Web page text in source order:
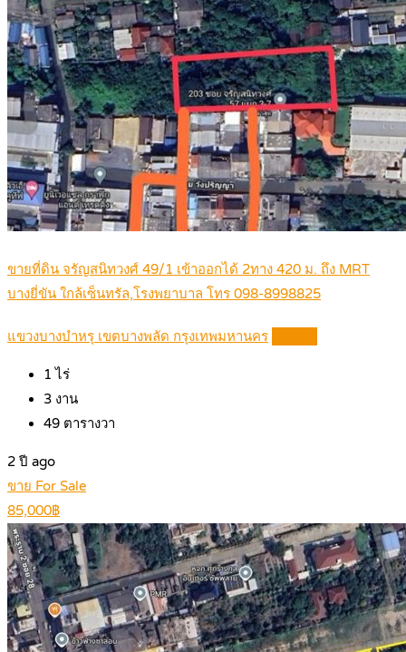
ขายที่ดิน จรัญสนิทวงศ์ 49/1 เข้าออกได้ 2ทาง 420 ม. ถึง MRT
บางยี่ขัน ใกล้เซ็นทรัล,โรงพยาบาล โทร 098-8998825
แขวงบางบำหรุ เขตบางพลัด กรุงเทพมหานคร
1 ไร่
3 งาน
49 ตารางวา
2 ปี ago
ขาย For Sale
85,000฿